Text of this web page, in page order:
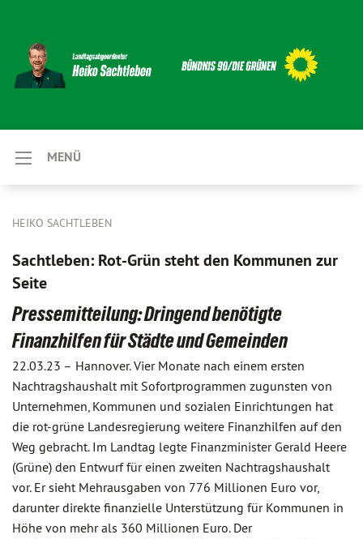
MENÜ
HEIKO SACHTLEBEN
Sachtleben: Rot-Grün steht den Kommunen zur
Seite
Pressemitteilung: Dringend benötigte
Finanzhilfen für Städte und Gemeinden
22.03.23 – Hannover. Vier Monate nach einem ersten
Nachtragshaushalt mit Sofortprogrammen zugunsten von
Unternehmen, Kommunen und sozialen Einrichtungen hat
die rot-grüne Landesregierung weitere Finanzhilfen auf den
Weg gebracht. Im Landtag legte Finanzminister Gerald Heere
(Grüne) den Entwurf für einen zweiten Nachtragshaushalt
vor. Er sieht Mehrausgaben von 776 Millionen Euro vor,
darunter direkte finanzielle Unterstützung für Kommunen in
Höhe von mehr als 360 Millionen Euro. Der